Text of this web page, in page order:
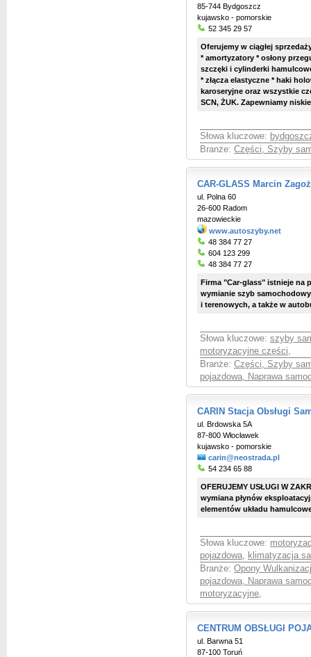
85-744 Bydgoszcz
kujawsko - pomorskie
52 345 29 57
Oferujemy w ciągłej
* amortyzatory * osłony
szczęki i cylinderki
* złącza elastyczne * haki
karoseryjne oraz wszystkie
SCN, ŻUK. Zapewniamy
Słowa kluczowe:
Branże: Części, Szyby
CAR-GLASS Marcin
ul. Polna 60
26-600 Radom
mazowieckie
www.autoszyby.net
48 384 77 27
604 123 299
48 384 77 27
Firma "Car-glass" istnieje na
wymianie szyb
i terenowych, a także w
Słowa kluczowe: szyby
motoryzacyjne części,
Branże: Części, Szyby
pojazdowa, Naprawa
CARIN Stacja Obsługi
ul. Brdowska 5A
87-800 Włocławek
kujawsko - pomorskie
carin@neostrada.pl
54 234 65 88
OFERUJEMY USŁUGI W
wymiana płynów
elementów układu
Słowa kluczowe:
pojazdowa, klimatyzacja
Branże: Opony
pojazdowa, Naprawa
motoryzacyjne,
CENTRUM OBSŁUGI
ul. Barwna 51
87-100 Toruń